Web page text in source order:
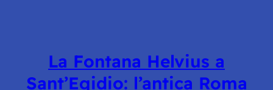
La Fontana Helvius a
Sant’Egidio: l’antica Roma